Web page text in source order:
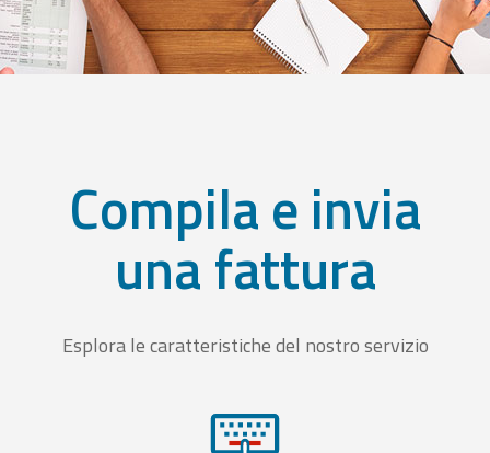
Compila e invia
una fattura
Esplora le caratteristiche del nostro servizio